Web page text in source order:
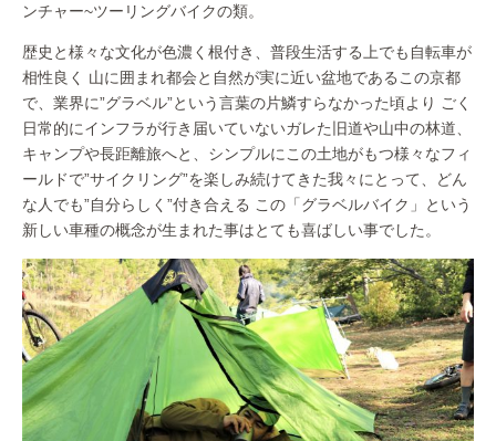
ンチャー~ツーリングバイクの類。
歴史と様々な文化が色濃く根付き、普段生活する上でも自転車が
相性良く 山に囲まれ都会と自然が実に近い盆地であるこの京都
で、業界に”グラベル”という言葉の片鱗すらなかった頃より ごく
日常的にインフラが行き届いていないガレた旧道や山中の林道、
キャンプや長距離旅へと、シンプルにこの土地がもつ様々なフィ
ールドで”サイクリング”を楽しみ続けてきた我々にとって、どん
な人でも”自分らしく”付き合える この「グラベルバイク」という
新しい車種の概念が生まれた事はとても喜ばしい事でした。